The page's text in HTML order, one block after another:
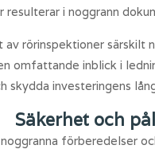
i noggrann
rörinspektioner särskilt
omfattande inblick i
skydda investeringens
Säkerhet och
förberedelser